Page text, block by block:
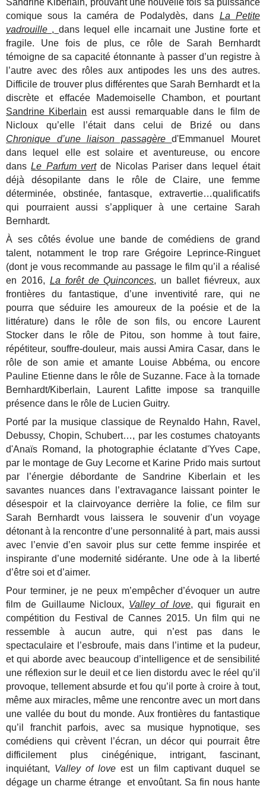
comique sous la caméra de Podalydès, dans La Petite
vadrouille , dans lequel elle incarnait une Justine forte et
fragile. Une fois de plus, ce rôle de Sarah Bernhardt
témoigne de sa capacité étonnante à passer d’un registre à
l’autre avec des rôles aux antipodes les uns des autres.
Difficile de trouver plus différentes que Sarah Bernhardt et la
discrète et effacée Mademoiselle Chambon, et pourtant
Sandrine Kiberlain est aussi remarquable dans le film de
Nicloux qu’elle l’était dans celui de Brizé ou dans
Chronique d’une liaison passagèred'Emmanuel Mouret
dans lequel elle est solaire et aventureuse, ou encore
dansLe Parfum vertde Nicolas Pariser dans lequel était
déjà désopilante dans le rôle de Claire, une femme
déterminée, obstinée, fantasque, extravertie…qualificatifs
qui pourraient aussi s’appliquer à une certaine Sarah
Bernhardt.
À ses côtés évolue une bande de comédiens de grand
talent, notamment le trop rare Grégoire Leprince-Ringuet
(dont je vous recommande au passage le film qu’il a réalisé
en 2016, La forêt de Quinconces, un ballet fiévreux, aux
frontières du fantastique, d’une inventivité rare, qui ne
pourra que séduire les amoureux de la poésie et de la
littérature) dans le rôle de son fils, ou encore Laurent
Stocker dans le rôle de Pitou, son homme à tout faire,
répétiteur, souffre-douleur, mais aussi Amira Casar, dans le
rôle de son amie et amante Louise Abbéma, ou encore
Pauline Etienne dans le rôle de Suzanne. Face à la tornade
Bernhardt/Kiberlain, Laurent Lafitte impose sa tranquille
présence dans le rôle de Lucien Guitry.
Porté par la musique classique de Reynaldo Hahn, Ravel,
Debussy, Chopin, Schubert…, par les costumes chatoyants
d'Anaïs Romand, la photographie éclatante d'Yves Cape,
par le montage de Guy Lecorne et Karine Prido mais surtout
par l’énergie débordante de Sandrine Kiberlain et les
savantes nuances dans l’extravagance laissant pointer le
désespoir et la clairvoyance derrière la folie, ce film sur
Sarah Bernhardt vous laissera le souvenir d’un voyage
détonant à la rencontre d’une personnalité à part, mais aussi
avec l’envie d’en savoir plus sur cette femme inspirée et
inspirante d’une modernité sidérante. Une ode à la liberté
d’être soi et d’aimer.
Pour terminer, je ne peux m’empêcher d’évoquer un autre
film de Guillaume Nicloux, Valley of love, qui figurait en
compétition du Festival de Cannes 2015. Un film qui ne
ressemble à aucun autre, qui n’est pas dans le
spectaculaire et l’esbroufe, mais dans l’intime et la pudeur,
et qui aborde avec beaucoup d’intelligence et de sensibilité
une réflexion sur le deuil et ce lien distordu avec le réel qu’il
provoque, tellement absurde et fou qu’il porte à croire à tout,
même aux miracles, même une rencontre avec un mort dans
une vallée du bout du monde. Aux frontières du fantastique
qu’il franchit parfois, avec sa musique hypnotique, ses
comédiens qui crèvent l’écran, un décor qui pourrait être
difficilement plus cinégénique, intrigant, fascinant,
inquiétant, Valley of love est un film captivant duquel se
dégage un charme étrange et envoûtant. Sa fin nous hante